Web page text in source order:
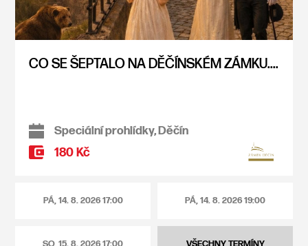
CO SE ŠEPTALO NA DĚČÍNSKÉM ZÁMKU....
Speciální prohlídky, Děčín
180 Kč
PÁ, 14. 8. 202617:00 PÁ, 14. 8. 202619:00
SO, 15. 8. 202617:00 VŠECHNY TERMÍNY